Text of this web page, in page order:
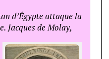
d’Égypte attaque la
Jacques de Molay,